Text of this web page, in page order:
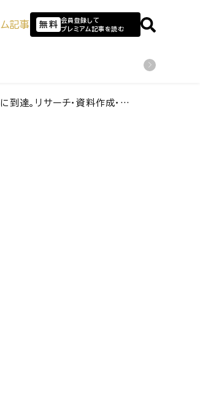
記事 無料 会員登録して
プレミアム記事を読む
・分析がAI活用前提の働き方へ